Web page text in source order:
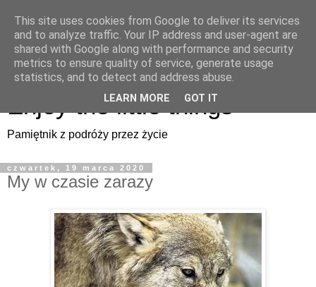
Enjoy the little things
Pamiętnik z podróży przez życie
Enjoy the little things
Pamiętnik z podróży przez życie
czwartek, 19 marca 2020
My w czasie zarazy
This site uses cookies from Google to deliver its services
and to analyze traffic. Your IP address and user-agent are
shared with Google along with performance and security
metrics to ensure quality of service, generate usage
statistics, and to detect and address abuse.
LEARN MORE GOT IT